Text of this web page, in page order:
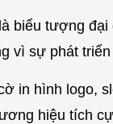
biểu tượng
vì sự phát
in hình logo,
hiệu tích